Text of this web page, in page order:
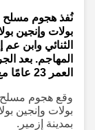
نُفذ هجوم مسلح في
بولات وإنجين
الثنائي وابن عم
المهاجم. بعد
العمر 23 عامًا مع سلاحه.
وقع هجوم مسلح في
بولات وإنجين
بمدينة إزمير.